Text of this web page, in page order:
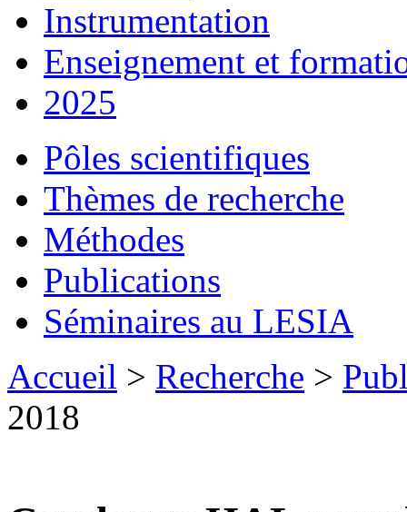
Instrumentation
Enseignement et
2025
Pôles scientifiques
Thèmes de recherche
Méthodes
Publications
Séminaires au LESIA
Accueil > Recherche >
2018